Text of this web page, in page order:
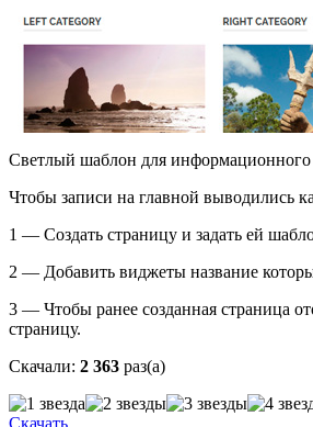
Светлый шаблон для информационного
Чтобы записи на главной выводились
1 — Создать страницу и задать ей
2 — Добавить виджеты название
3 — Чтобы ранее созданная страница
страницу.
Скачали: 2 363 раз(а)